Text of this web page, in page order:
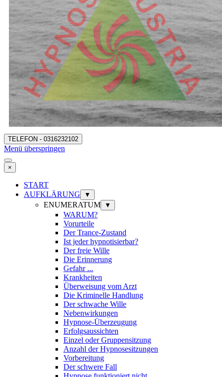
TELEFON - 0316232102
Menü überspringen
×
START
AUFKLÄRUNG
▼
ENUMERATUM ▼
WARUM?
Vorurteile
Der Trance-Zustand
Ist jeder hypnotisierbar?
Der freie Wille
Die Erinnerung
Gefahr ...
Krankheiten
Überweisung vom Arzt
Die Kriminelle Handlung
Der schwache Wille
Nebenwirkungen
Hypnose-Überzeugung
Erfolgsaussichten
Einzel oder Gruppensitzung
Anzahl der Hypnosesitzungen
Vorbereitung
Der schwere Fall